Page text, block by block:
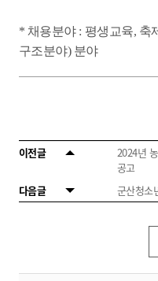
* 채용분야 : 평생교육, 축
구조분야) 분야
이전글
2024년
공고
다음글
군산청소